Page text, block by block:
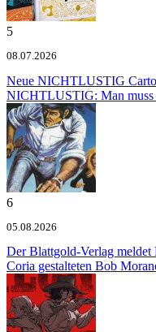
5
08.07.2026
Neue NICHTLUSTIG
NICHTLUSTIG: Man muss
6
05.08.2026
Der Blattgold-Verlag meldet
Coria gestalteten Bob